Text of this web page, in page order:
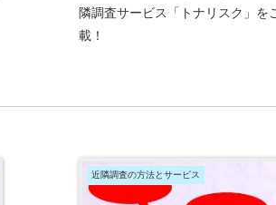
隣調査サービス「トナリスク」
載！
近隣調査の方法とサービス